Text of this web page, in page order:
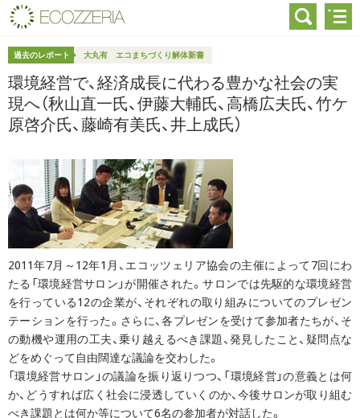
過去のレポート 大丸有 エコまちづくり解体新書
環境経営で、経済成長に代わる豊かな社会の実
現へ（秋山直一氏、伊藤大輔氏、高橋広夫氏、竹ケ
原啓介氏、藤崎有美氏、井上成氏）
2011年7月～12年1月、エコッツェリア協会の主催によって7回にわ
たる「環境経営サロン」が開催された。サロンでは先駆的な環境経営
を行っている12の企業が、それぞれの取り組みについてのプレゼン
テーションを行った。さらに、各プレゼンを受けて参加者たちが、そ
の動機や運用の工夫、乗り越えるべき課題、発見したこと、疑問点な
どをめぐって自由闊達な議論を交わした。
「環境経営サロン」の議論を振り返りつつ、「環境経営」の意義とは何
か、どうすれば広く社会に浸透していくのか、今後サロンが取り組む
べき課題とは何か等について6名の参加者が対話した。